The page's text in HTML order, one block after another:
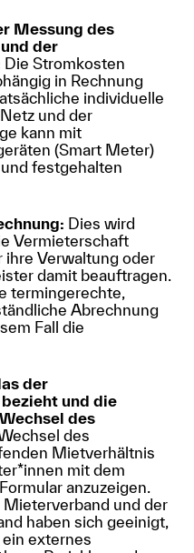
Messung des
der
Die Stromkosten
in Rechnung
individuelle
und der
kann mit
(Smart Meter)
festgehalten
Dies wird
Vermieterschaft
ihre Verwaltung oder
damit beauftragen.
termingerechte,
Abrechnung
Fall die
der
und die
des
des
Mietverhältnis
mit dem
anzuzeigen.
und der
haben sich geeinigt,
externes